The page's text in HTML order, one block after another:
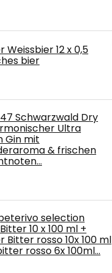
Weissbier 12 x 0,5
bier
Schwarzwald Dry
Ultra
Gin mit
& frischen
selection
10 x 100 ml +
Bitter rosso 10x 100 ml
rosso 6x 100ml…